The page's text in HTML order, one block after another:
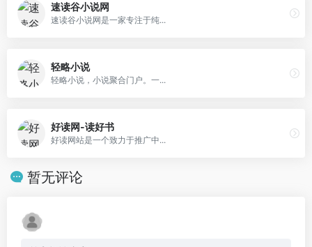
速读谷小说网
速读谷小说网是一家专注于纯...
轻略小说
轻略小说，小说聚合门户。一...
好读网-读好书
好读网站是一个致力于推广中...
暂无评论